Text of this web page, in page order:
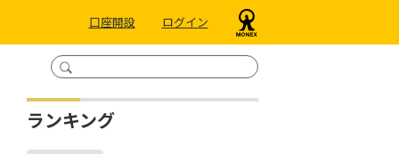
口座開設 ログイン
ランキング